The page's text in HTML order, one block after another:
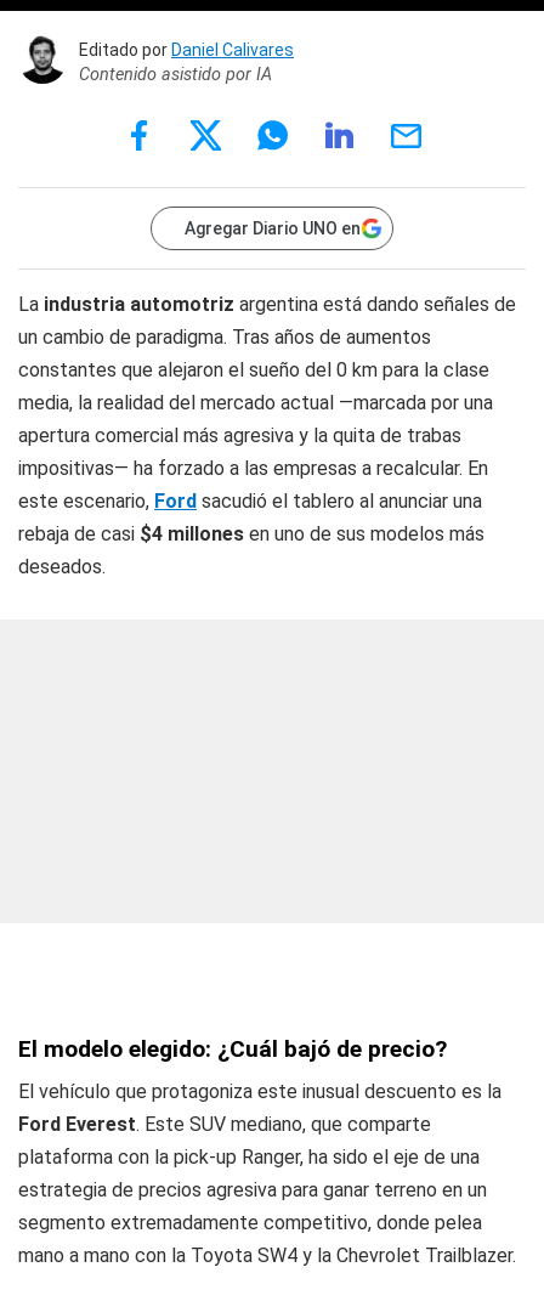
Editado porDaniel Calivares
Contenido asistido por IA
Agregar Diario UNO en
La industria automotriz argentina está dando señales de
un cambio de paradigma. Tras años de aumentos
constantes que alejaron el sueño del 0 km para la clase
media, la realidad del mercado actual —marcada por una
apertura comercial más agresiva y la quita de trabas
impositivas— ha forzado a las empresas a recalcular. En
este escenario, Ford sacudió el tablero al anunciar una
rebaja de casi $4 millones en uno de sus modelos más
deseados.
El modelo elegido: ¿Cuál bajó de precio?
El vehículo que protagoniza este inusual descuento es la
Ford Everest. Este SUV mediano, que comparte
plataforma con la pick-up Ranger, ha sido el eje de una
estrategia de precios agresiva para ganar terreno en un
segmento extremadamente competitivo, donde pelea
mano a mano con la Toyota SW4 y la Chevrolet Trailblazer.